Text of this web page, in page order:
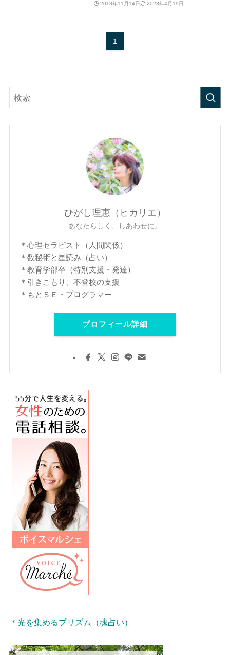
2018年11月14日 2023年4月19日
1
ひがし理恵（ヒカリエ）
あなたらしく、しあわせに。
＊心理セラピスト（人間関係）
＊数秘術と星読み（占い）
＊教育学部卒（特別支援・発達）
＊引きこもり、不登校の支援
＊もとＳＥ・プログラマー
プロフィール詳細
＊光を集めるプリズム（魂占い）